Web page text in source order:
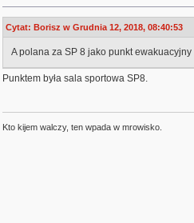
Cytat: Borisz w Grudnia 12, 2018, 08:40:53
A polana za SP 8 jako punkt ewakuacyjny
Punktem była sala sportowa SP8.
Kto kijem walczy, ten wpada w mrowisko.